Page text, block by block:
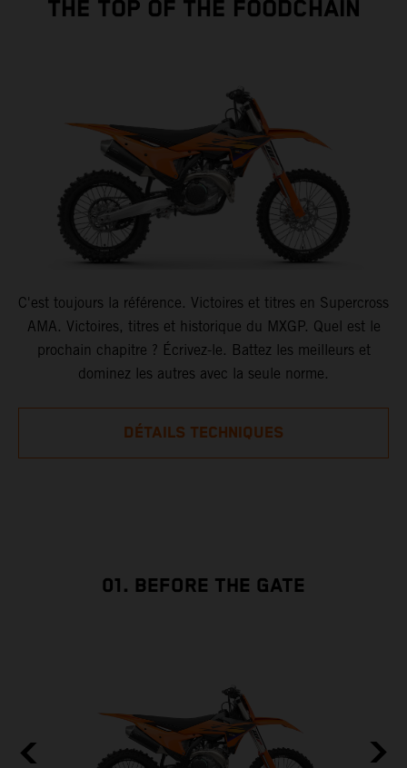
THE TOP OF THE FOODCHAIN
C'est toujours la référence. Victoires et titres en Supercross
AMA. Victoires, titres et historique du MXGP. Quel est le
prochain chapitre ? Écrivez-le. Battez les meilleurs et
dominez les autres avec la seule norme.
DÉTAILS TECHNIQUES
01. BEFORE THE GATE